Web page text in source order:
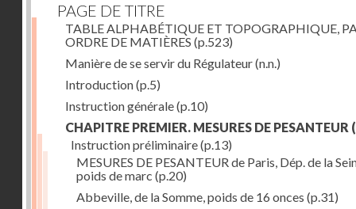
PAGE DE TITRE
TABLE ALPHABÉTIQUE ET TOPOGRAPHIQUE,
ORDRE DE MATIÈRES (p.523)
Manière de se servir du Régulateur(n.n.)
Introduction(p.5)
Instruction générale(p.10)
CHAPITRE PREMIER. MESURES DE PESANTEUR
Instruction préliminaire(p.13)
MESURES DE PESANTEUR de Paris, Dép. de la
poids de marc (p.20)
Abbeville, de la Somme, poids de 16 onces (p.31)